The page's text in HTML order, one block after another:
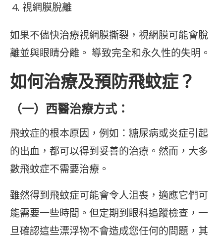
視網膜脫離
如果不儘快治療視網膜撕裂，視網膜可能會脫
離並與眼睛分離。 導致完全和永久性的失明。
如何治療及預防飛蚊症？
（一）西醫治療方式：
飛蚊症的根本原因，例如：糖尿病或炎症引起
的出血，都可以得到妥善的治療。然而，大多
數飛蚊症不需要治療。
雖然得到飛蚊症可能會令人沮喪，適應它們可
能需要一些時間。但定期到眼科追蹤檢查，一
旦確認這些漂浮物不會造成您任何的問題，其